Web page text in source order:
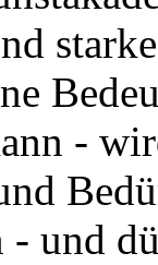
-
- und